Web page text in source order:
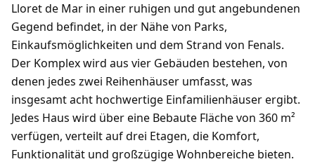
Lloret de Mar in einer ruhigen und gut angebundenen
Gegend befindet, in der Nähe von Parks,
Einkaufsmöglichkeiten und dem Strand von Fenals.
Der Komplex wird aus vier Gebäuden bestehen, von
denen jedes zwei Reihenhäuser umfasst, was
insgesamt acht hochwertige Einfamilienhäuser ergibt.
Jedes Haus wird über eine Bebaute Fläche von 360 m²
verfügen, verteilt auf drei Etagen, die Komfort,
Funktionalität und großzügige Wohnbereiche bieten.